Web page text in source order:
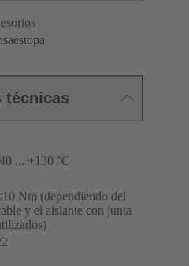
técnicas
... +130 °C
Nm (dependiendo del
y el aislante con junta